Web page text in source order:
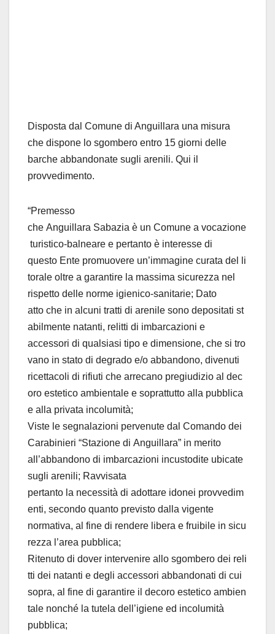
Disposta dal Comune di Anguillara una misura
che dispone lo sgombero entro 15 giorni delle
barche abbandonate sugli arenili. Qui il
provvedimento.
“Premesso
che Anguillara Sabazia è un Comune a vocazione
turistico-balneare e pertanto è interesse di
questo Ente promuovere un’immagine curata del li
torale oltre a garantire la massima sicurezza nel
rispetto delle norme igienico-sanitarie; Dato
atto che in alcuni tratti di arenile sono depositati st
abilmente natanti, relitti di imbarcazioni e
accessori di qualsiasi tipo e dimensione, che si tro
vano in stato di degrado e/o abbandono, divenuti
ricettacoli di rifiuti che arrecano pregiudizio al dec
oro estetico ambientale e soprattutto alla pubblica
e alla privata incolumità;
Viste le segnalazioni pervenute dal Comando dei
Carabinieri “Stazione di Anguillara” in merito
all’abbandono di imbarcazioni incustodite ubicate
sugli arenili; Ravvisata
pertanto la necessità di adottare idonei provvedim
enti, secondo quanto previsto dalla vigente
normativa, al fine di rendere libera e fruibile in sicu
rezza l’area pubblica;
Ritenuto di dover intervenire allo sgombero dei reli
tti dei natanti e degli accessori abbandonati di cui
sopra, al fine di garantire il decoro estetico ambien
tale nonché la tutela dell’igiene ed incolumità
pubblica;